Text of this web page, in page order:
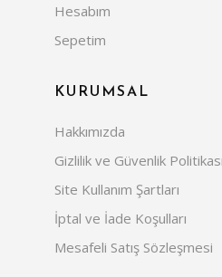
Hesabım
Sepetim
KURUMSAL
Hakkımızda
Gizlilik ve Güvenlik Politikası
Site Kullanım Şartları
İptal ve İade Koşulları
Mesafeli Satış Sözleşmesi